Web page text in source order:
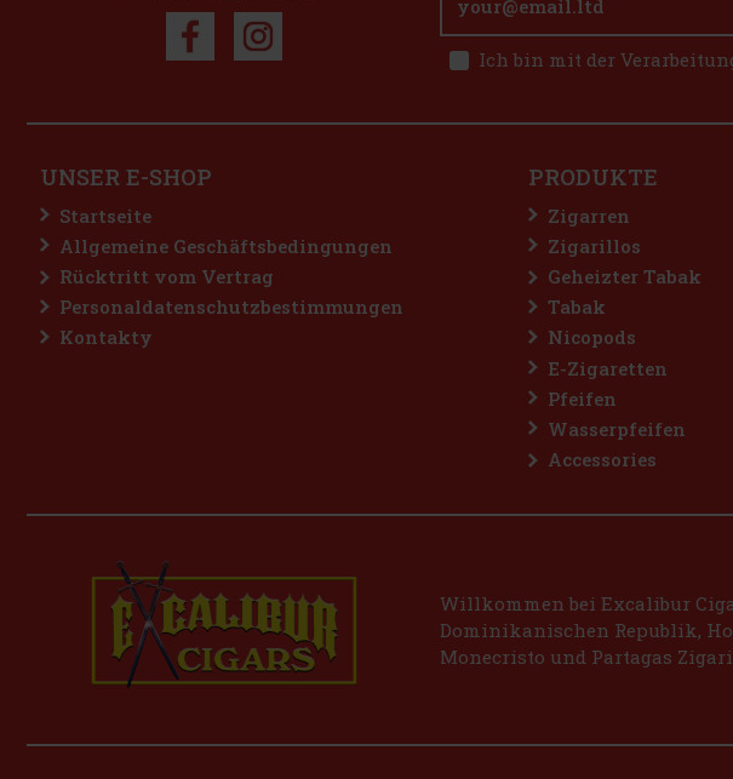
Ich bin mit der
UNSER E-SHOP
Startseite
Allgemeine Geschäftsbedingungen
Rücktritt vom Vertrag
Personaldatenschutzbestimmungen
Kontakty
PRODUKTE
Zigarren
Zigarillos
Geheizter Tabak
Tabak
Nicopods
E-Zigaretten
Pfeifen
Wasserpfeifen
Accessories
Willkommen bei Excalibur
Dominikanischen Republik,
Monecristo und Partagas